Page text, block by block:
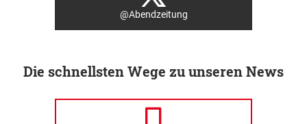
@Abendzeitung
Die schnellsten Wege zu unseren News